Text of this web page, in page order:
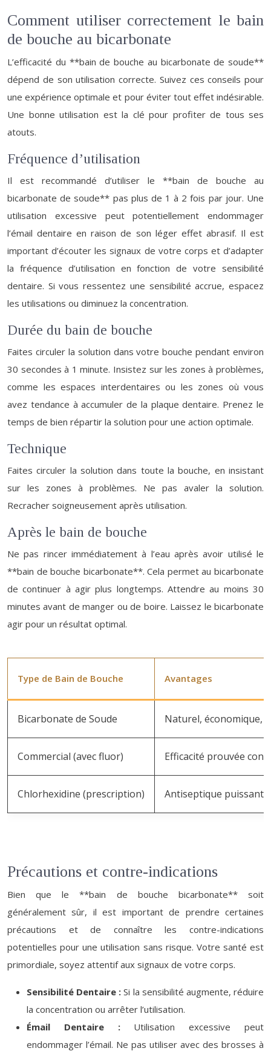
Comment utiliser correctement le bain
de bouche au bicarbonate
L’efficacité du **bain de bouche au bicarbonate de soude**
dépend de son utilisation correcte. Suivez ces conseils pour
une expérience optimale et pour éviter tout effet indésirable.
Une bonne utilisation est la clé pour profiter de tous ses
atouts.
Fréquence d’utilisation
Il est recommandé d’utiliser le **bain de bouche au
bicarbonate de soude** pas plus de 1 à 2 fois par jour. Une
utilisation excessive peut potentiellement endommager
l’émail dentaire en raison de son léger effet abrasif. Il est
important d’écouter les signaux de votre corps et d’adapter
la fréquence d’utilisation en fonction de votre sensibilité
dentaire. Si vous ressentez une sensibilité accrue, espacez
les utilisations ou diminuez la concentration.
Durée du bain de bouche
Faites circuler la solution dans votre bouche pendant environ
30 secondes à 1 minute. Insistez sur les zones à problèmes,
comme les espaces interdentaires ou les zones où vous
avez tendance à accumuler de la plaque dentaire. Prenez le
temps de bien répartir la solution pour une action optimale.
Technique
Faites circuler la solution dans toute la bouche, en insistant
sur les zones à problèmes. Ne pas avaler la solution.
Recracher soigneusement après utilisation.
Après le bain de bouche
Ne pas rincer immédiatement à l’eau après avoir utilisé le
**bain de bouche bicarbonate**. Cela permet au bicarbonate
de continuer à agir plus longtemps. Attendre au moins 30
minutes avant de manger ou de boire. Laissez le bicarbonate
agir pour un résultat optimal.
Type de Bain de Bouche Avantages
Bicarbonate de Soude Naturel, économique,
Commercial (avec fluor) Efficacité prouvée
Chlorhexidine (prescription) Antiseptique puissant
Précautions et contre-indications
Bien que le **bain de bouche bicarbonate** soit
généralement sûr, il est important de prendre certaines
précautions et de connaître les contre-indications
potentielles pour une utilisation sans risque. Votre santé est
primordiale, soyez attentif aux signaux de votre corps.
Sensibilité Dentaire :Si la sensibilité augmente, réduire
la concentration ou arrêter l’utilisation.
Émail Dentaire : Utilisation excessive peut
endommager l’émail. Ne pas utiliser avec des brosses à